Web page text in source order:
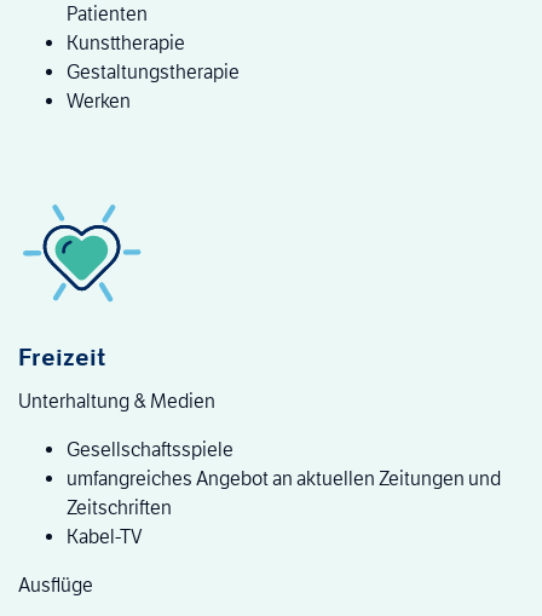
Patienten
Kunsttherapie
Gestaltungstherapie
Werken
Freizeit
Unterhaltung & Medien
Gesellschaftsspiele
umfangreiches Angebot an aktuellen Zeitungen und
Zeitschriften
Kabel-TV
Ausflüge